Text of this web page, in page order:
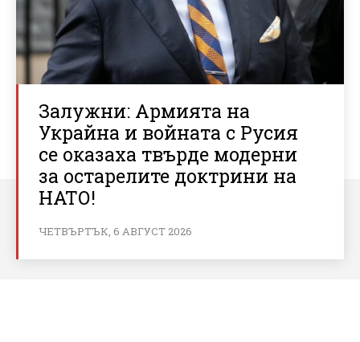
Залужни: Армията на
Украйна и войната с Русия
се оказаха твърде модерни
за остарелите доктрини на
НАТО!
ЧЕТВЪРТЪК, 6 АВГУСТ 2026